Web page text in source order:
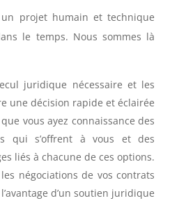
projet humain et technique
le temps. Nous sommes là
juridique nécessaire et les
une décision rapide et éclairée
vous ayez connaissance des
qui s’offrent à vous et des
liés à chacune de ces options.
négociations de vos contrats
d’un soutien juridique